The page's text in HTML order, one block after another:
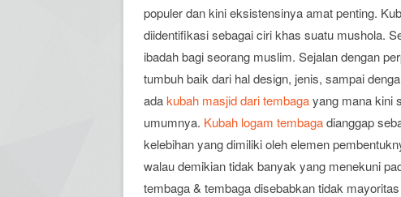
populer dan kini eksistensinya amat penting.
diidentifikasi sebagai ciri khas suatu mushola.
ibadah bagi seorang muslim. Sejalan dengan
tumbuh baik dari hal design, jenis, sampai
adakubah masjid dari tembagayang mana kini
umumnya. Kubah logam tembagadianggap
kelebihan yang dimiliki oleh elemen
walau demikian tidak banyak yang menekuni
tembaga & tembaga disebabkan tidak